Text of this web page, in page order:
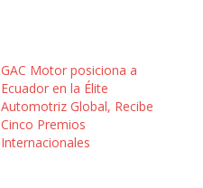
GAC Motor posiciona a
Ecuador en la Élite
Automotriz Global, Recibe
Cinco Premios
Internacionales